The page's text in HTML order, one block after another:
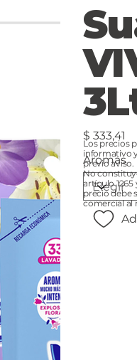
Precio
$ 333,41
Aromas
Los precios
informativo
previo aviso.
No
artículo
precio debe
comercial al